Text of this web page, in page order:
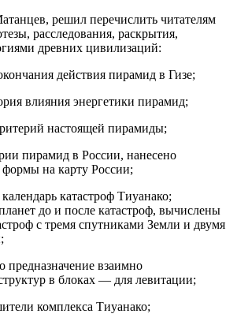
решил перечислить читателям
расследования, раскрытия,
древних цивилизаций:
действия пирамид в Гизе;
влияния энергетики пирамид;
настоящей пирамиды;
пирамид в России, нанесено
на карту России;
катастроф Тиуанако;
до и после катастроф, вычислены
с тремя спутниками Земли и двумя
взаимно
в блоках — для левитации;
комплекса Тиуанако;